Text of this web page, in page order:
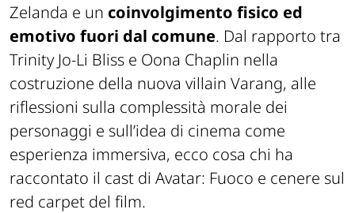
Zelanda e un coinvolgimento fisico ed
emotivo fuori dal comune. Dal rapporto tra
Trinity Jo-Li Bliss e Oona Chaplin nella
costruzione della nuova villain Varang, alle
riflessioni sulla complessità morale dei
personaggi e sull’idea di cinema come
esperienza immersiva, ecco cosa chi ha
raccontato il cast di Avatar: Fuoco e cenere sul
red carpet del film.